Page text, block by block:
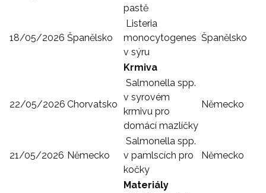
pastě
18/05/2026 Španělsko
Listeria
monocytogenes
v sýru
Španělsko
Krmiva
22/05/2026 Chorvatsko
Salmonella spp.
v syrovém
krmivu pro
domácí mazlíčky
Německo
21/05/2026 Německo
Salmonella spp.
v pamlscích pro
kočky
Německo
Materiály